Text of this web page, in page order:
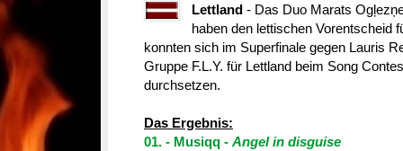
Lettland - Das Duo Marats
haben den lettischen Vorentscheid
konnten sich im Superfinale gegen Lauris
Gruppe F.L.Y. für Lettland beim Song
durchsetzen.
Das Ergebnis:
01. - Musiqq - Angel in disguise